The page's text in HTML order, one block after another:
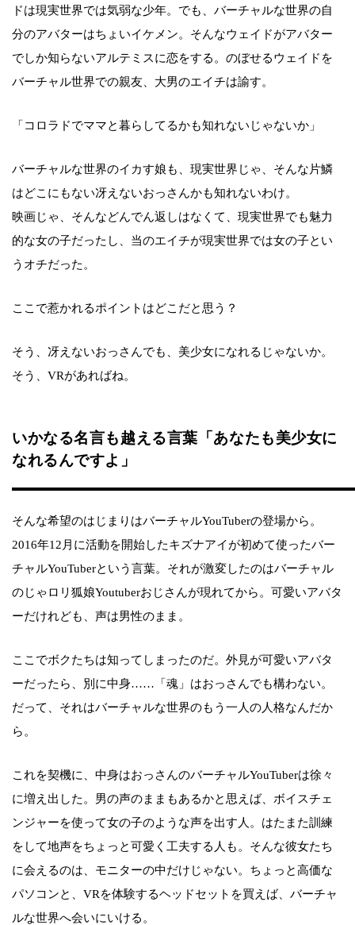
ドは現実世界では気弱な少年。でも、バーチャルな世界の自
分のアバターはちょいイケメン。そんなウェイドがアバター
でしか知らないアルテミスに恋をする。のぼせるウェイドを
バーチャル世界での親友、大男のエイチは諭す。
「コロラドでママと暮らしてるかも知れないじゃないか」
バーチャルな世界のイカす娘も、現実世界じゃ、そんな片鱗
はどこにもない冴えないおっさんかも知れないわけ。
映画じゃ、そんなどんでん返しはなくて、現実世界でも魅力
的な女の子だったし、当のエイチが現実世界では女の子とい
うオチだった。
ここで惹かれるポイントはどこだと思う？
そう、冴えないおっさんでも、美少女になれるじゃないか。
そう、VRがあればね。
いかなる名言も越える言葉「あなたも美少女に
なれるんですよ」
そんな希望のはじまりはバーチャルYouTuberの登場から。
2016年12月に活動を開始したキズナアイが初めて使ったバー
チャルYouTuberという言葉。それが激変したのはバーチャル
のじゃロリ狐娘Youtuberおじさんが現れてから。可愛いアバタ
ーだけれども、声は男性のまま。
ここでボクたちは知ってしまったのだ。外見が可愛いアバタ
ーだったら、別に中身……「魂」はおっさんでも構わない。
だって、それはバーチャルな世界のもう一人の人格なんだか
ら。
これを契機に、中身はおっさんのバーチャルYouTuberは徐々
に増え出した。男の声のままもあるかと思えば、ボイスチェ
ンジャーを使って女の子のような声を出す人。はたまた訓練
をして地声をちょっと可愛く工夫する人も。そんな彼女たち
に会えるのは、モニターの中だけじゃない。ちょっと高価な
パソコンと、VRを体験するヘッドセットを買えば、バーチャ
ルな世界へ会いにいける。